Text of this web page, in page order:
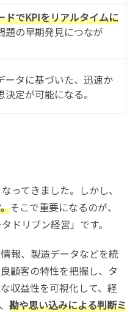
ドでKPIをリアルタイムに
題の早期発見につなが
ータに基づいた、迅速か
定が可能になる。
ってきました。しかし、
そこで重要になるのが、
ドリブン経営」です。
報、製造データなどを統
顧客の特性を把握し、タ
収益性を可視化して、経
勘や思い込みによる判断ミ